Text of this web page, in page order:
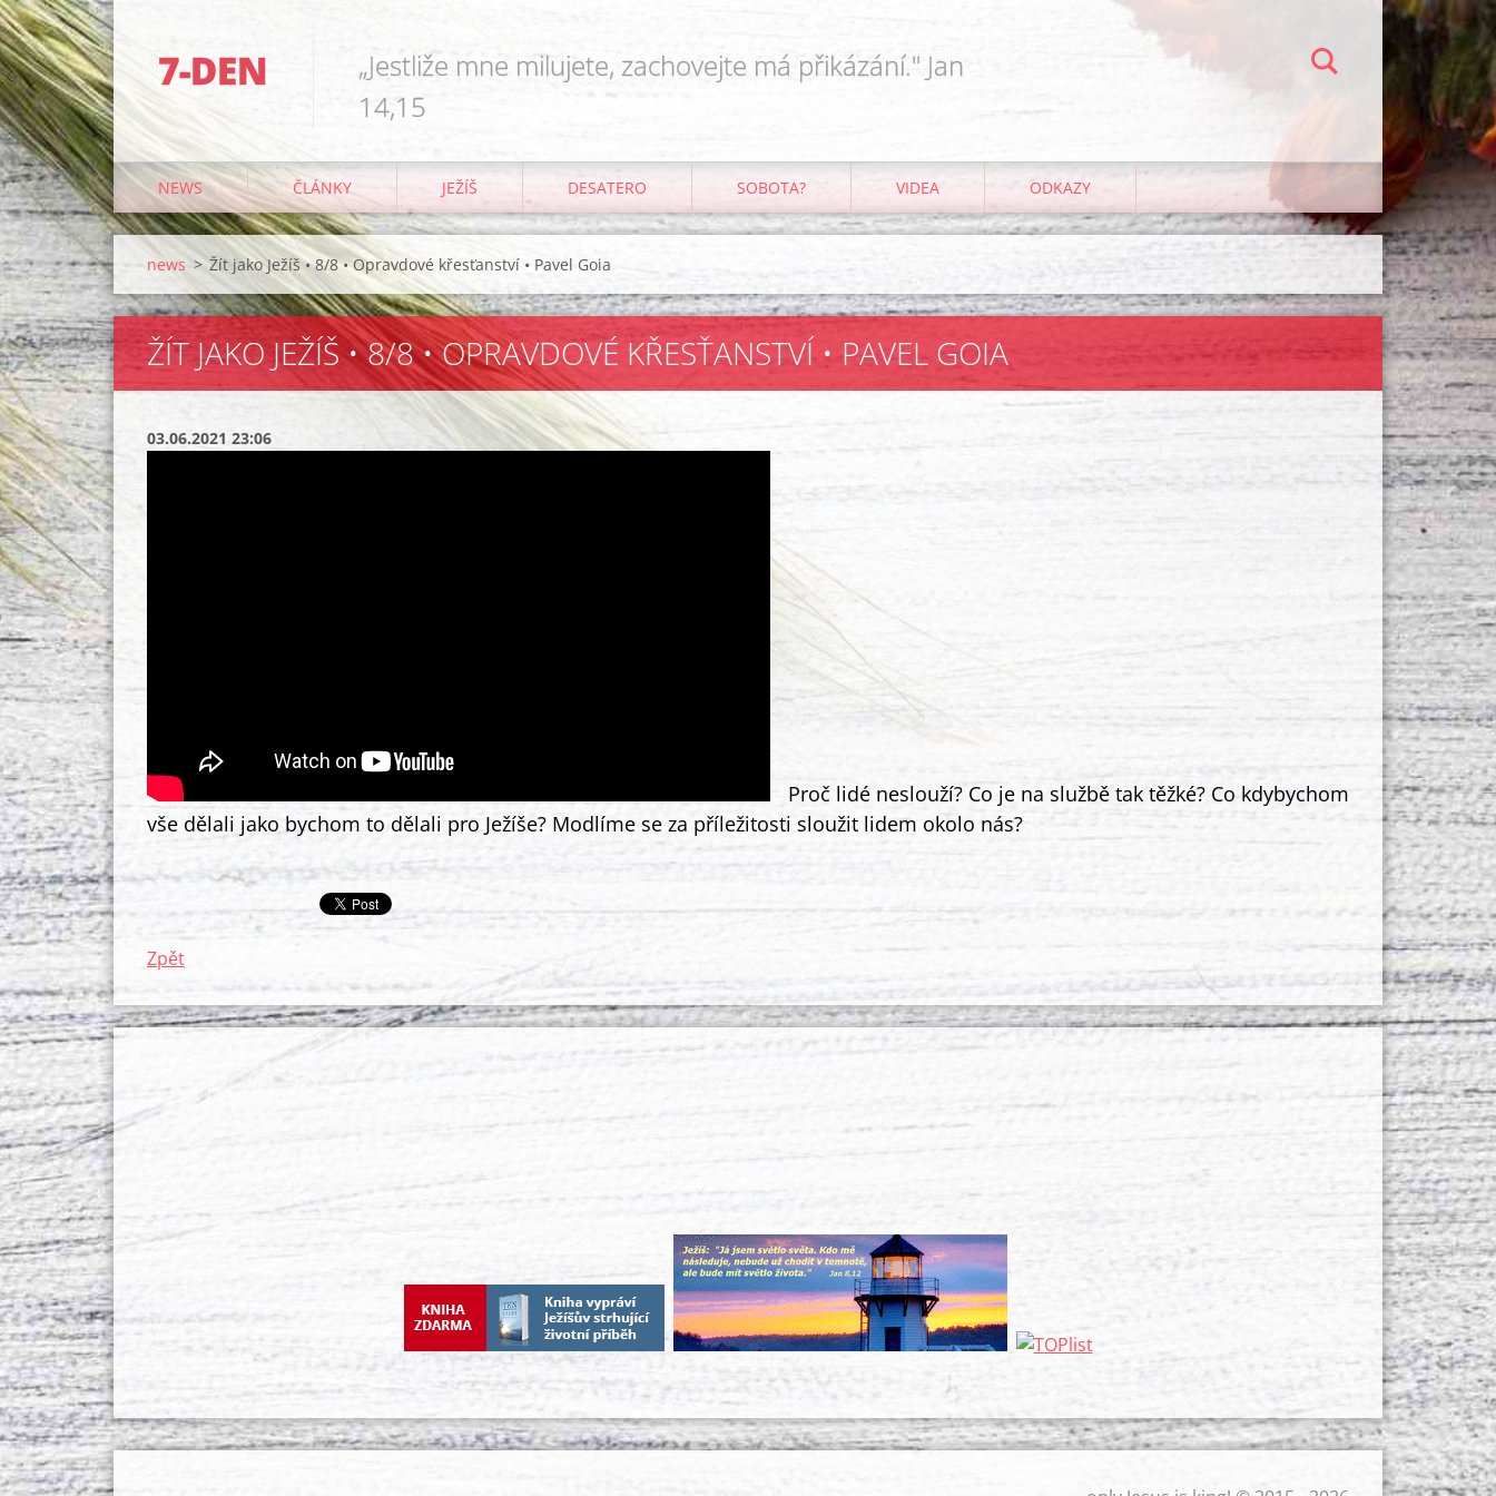
7-DEN
„Jestliže mne milujete, zachovejte má přikázání." Jan
14,15
NEWS ČLÁNKY JEŽÍŠ DESATERO SOBOTA? VIDEA ODKAZY
news > Žít jako Ježíš • 8/8 • Opravdové křesťanství • Pavel Goia
ŽÍT JAKO JEŽÍŠ • 8/8 • OPRAVDOVÉ KŘESŤANSTVÍ • PAVEL GOIA
03.06.2021 23:06
Proč lidé neslouží? Co je na službě tak těžké? Co kdybychom
vše dělali jako bychom to dělali pro Ježíše? Modlíme se za příležitosti sloužit lidem okolo nás?
Zpět